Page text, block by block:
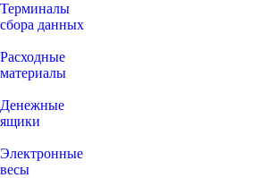
Терминалы
сбора данных
Расходные
материалы
Денежные
ящики
Электронные
весы